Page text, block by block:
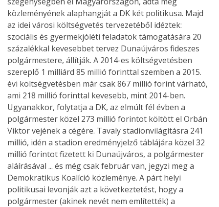
közleményének alaphangját a DK két politikusa. Majd
az idei városi költségvetés tervezetéből idéztek:
szociális és gyermekjóléti feladatok támogatására 20
százalékkal kevesebbet tervez Dunaújváros fideszes
polgármestere, állítják. A 2014-es költségvetésben
szereplő 1 milliárd 85 millió forinttal szemben a 2015.
évi költségvetésben már csak 867 millió forint várható,
ami 218 millió forinttal kevesebb, mint 2014-ben.
Ugyanakkor, folytatja a DK, az elmúlt fél évben a
polgármester közel 273 millió forintot költött el Orbán
Viktor vejének a cégére. Tavaly stadionvilágításra 241
millió, idén a stadion eredményjelző táblájára közel 32
millió forintot fizetett ki Dunaújváros, a polgármester
aláírásával ... és még csak február van, jegyzi meg a
Demokratikus Koalíció közleménye. A párt helyi
politikusai levonják azt a következtetést, hogy a
polgármester (akinek nevét nem említették) a